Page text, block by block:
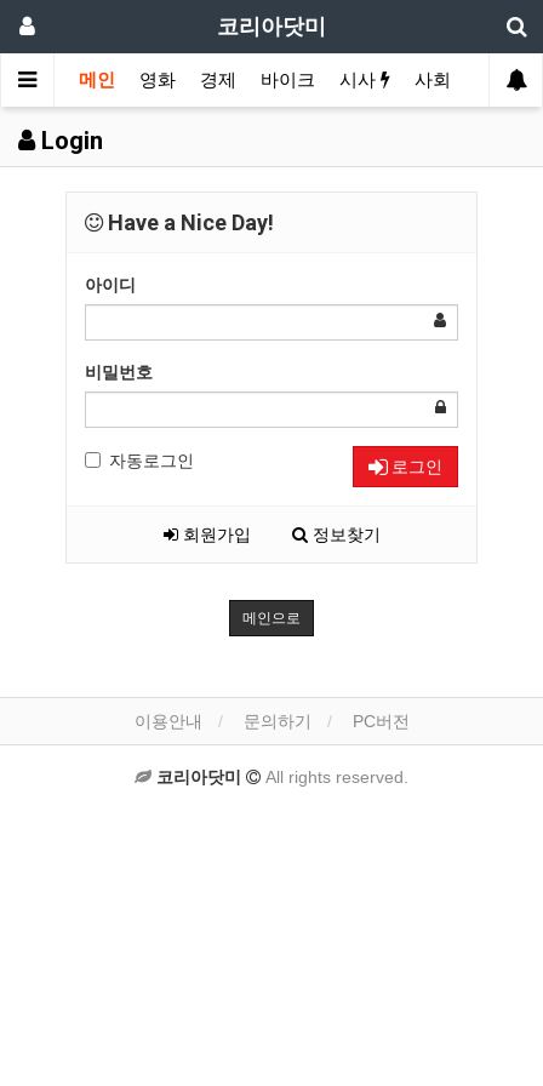
코리아닷미
메인 영화 경제 바이크 시사 사회 스포츠
Login
Have a Nice Day!
아이디
비밀번호
자동로그인 로그인
회원가입 정보찾기
메인으로
이용안내 문의하기 PC버전
코리아닷미 All rights reserved.